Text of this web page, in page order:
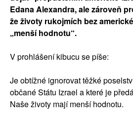
Edana Alexandra, ale zároveň
že životy rukojmích bez
„menší hodnotu“.
V prohlášení kibucu se píše:
Je obtížné ignorovat těžké
občané Státu Izrael a které je
Naše životy mají menší hodnotu.